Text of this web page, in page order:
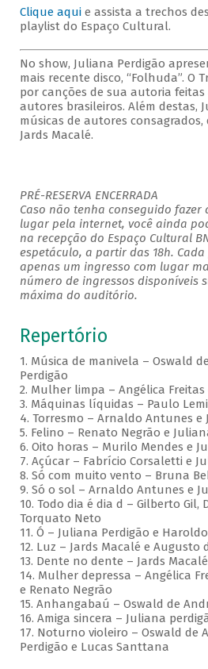
Clique aquie assista a trechos
playlist do Espaço Cultural.
No show, Juliana Perdigão
mais recente disco, “Folhuda”. O
por canções de sua autoria
autores brasileiros. Além destas,
músicas de autores consagrados,
Jards Macalé.
PRÉ-RESERVA ENCERRADA
Caso não tenha conseguido fazer
lugar pela internet, você ainda
na recepção do Espaço Cultural
espetáculo, a partir das 18h.
apenas um ingresso com lugar
número de ingressos disponíveis
máxima do auditório.
Repertório
1. Música de manivela – Oswald
Perdigão
2. Mulher limpa – Angélica
3. Máquinas líquidas – Paulo
4. Torresmo – Arnaldo Antunes e
5. Felino – Renato Negrão e
6. Oito horas – Murilo Mendes e
7. Açúcar – Fabrício Corsaletti e
8. Só com muito vento – Bruna
9. Só o sol – Arnaldo Antunes e
10. Todo dia é dia d – Gilberto Gil,
Torquato Neto
11. Ó – Juliana Perdigão e
12. Luz – Jards Macalé e Augusto
13. Dente no dente – Jards
14. Mulher depressa – Angélica
e Renato Negrão
15. Anhangabaú – Oswald de
16. Amiga sincera – Juliana
17. Noturno violeiro – Oswald de
Perdigão e Lucas Santtana